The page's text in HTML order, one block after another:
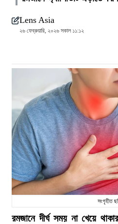
Lens Asia
২৬ ফেব্রুয়ারি, ২০২৬ সকাল ১১:১২
সংগৃহীত
রমজানে দীর্ঘ সময় না খেয়ে